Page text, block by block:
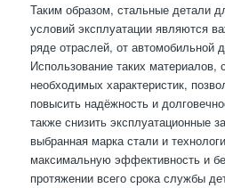
Таким образом, стальные детали
условий эксплуатации являются
ряде отраслей, от автомобильной
Использование таких материалов,
необходимых характеристик,
повысить надёжность и
также снизить эксплуатационные
выбранная марка стали и
максимальную эффективность и
протяжении всего срока службы